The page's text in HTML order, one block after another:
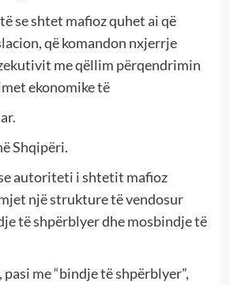
se shtet mafioz quhet ai që
që komandon nxjerrje
me qëllim përqendrimin
ekonomike të
Shqipëri.
autoriteti i shtetit mafioz
një strukture të vendosur
të shpërblyer dhe mosbindje të
me “bindje të shpërblyer”,